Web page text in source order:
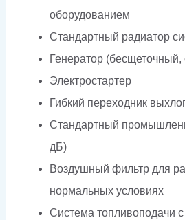
оборудованием
Стандартный радиатор
Генератор
Электростартер
Гибкий переходник
Стандартный
дБ)
Воздушный фильтр для
нормальных условиях
Система топливоподачи